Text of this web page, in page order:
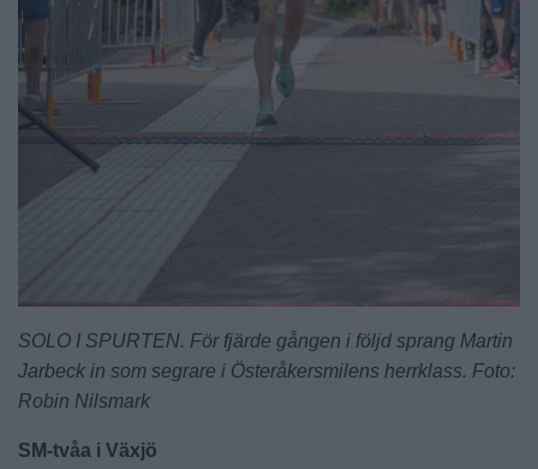
SOLO I SPURTEN. För fjärde gången i följd sprang Martin
Jarbeck in som segrare i Österåkersmilens herrklass. Foto:
Robin Nilsmark
SM-tvåa i Växjö